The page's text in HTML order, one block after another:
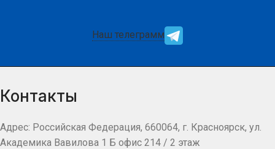
Наш телеграмм
Контакты
Адрес: Российская Федерация, 660064, г. Красноярск, ул.
Академика Вавилова 1 Б офис 214 / 2 этаж